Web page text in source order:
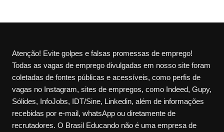
Atenção! Evite golpes e falsas promessas de emprego!
Todas as vagas de emprego divulgadas em nosso site foram
coletadas de fontes públicas e acessíveis, como perfis de
vagas no Instagram, sites de empregos, como Indeed, Gupy,
Sólides, InfoJobs, IDT/Sine, Linkedin, além de informações
recebidas por e-mail, whatsApp ou diretamente de
recrutadores. O Brasil Educando não é uma empresa de